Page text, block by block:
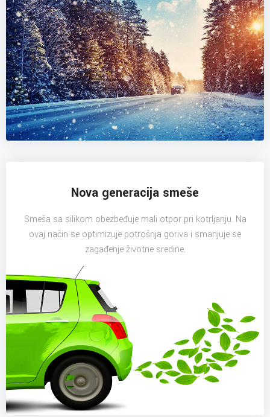
Nova generacija smeše
Smeša sa silikom obezbeđuje mali otpor pri kotrljanju. Na
ovaj način se optimizuje potrošnja goriva i smanjuje se
zagađenje životne sredine.